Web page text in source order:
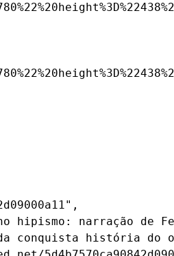
hipismo: narração de
conquista história